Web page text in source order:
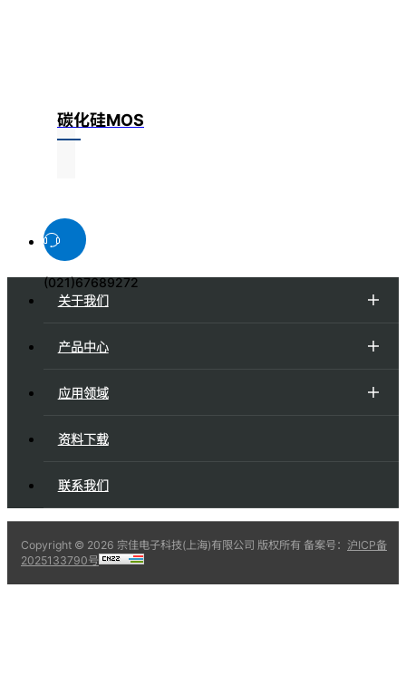
碳化硅MOS
(021)67689272
关于我们
产品中心
应用领域
资料下载
联系我们
Copyright © 2026 宗佳电子科技(上海)有限公司 版权所有 备案号： 沪ICP备
2025133790号